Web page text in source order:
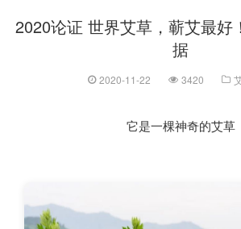
2020论证 世界艾草，蕲艾最好
据
2020-11-22 3420
它是一棵神奇的艾草